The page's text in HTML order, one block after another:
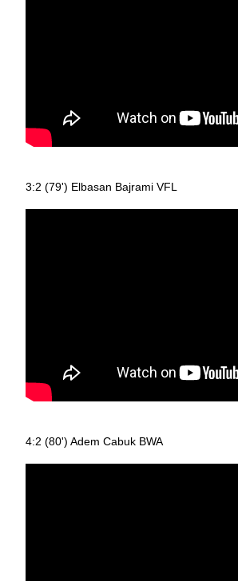
3:2 (79') Elbasan Bajrami VFL
4:2 (80') Adem Cabuk BWA